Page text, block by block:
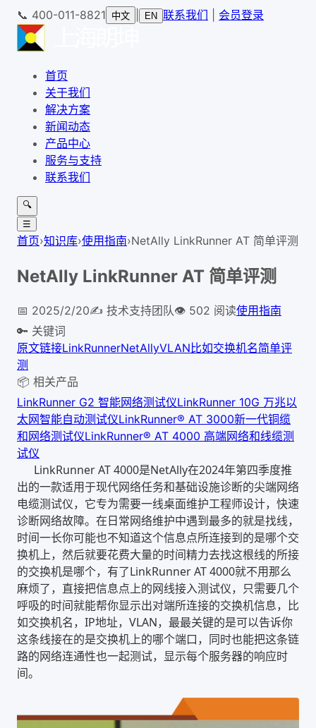
📞 400-011-8821 中文 EN 联系我们 会员登录
首页
关于我们
解决方案
新闻动态
产品中心
服务与支持
联系我们
🔍
☰
首页›知识库›使用指南›NetAlly LinkRunner AT 简单评测
NetAlly LinkRunner AT 简单评测
📅 2025/2/20✍️ 技术支持团队👁 502 阅读使用指南
🔑 关键词
原文链接LinkRunnerNetAllyVLAN比如交换机名简单评
测
📦 相关产品
LinkRunner G2 智能网络测试仪LinkRunner 10G 万兆以
太网智能自动测试仪LinkRunner® AT 3000新一代铜缆
和网络测试仪LinkRunner® AT 4000 高端网络和线缆测
试仪
LinkRunner AT 4000是NetAlly在2024年第四季度推
出的一款适用于现代网络任务和基础设施诊断的尖端网络
电缆测试仪，它专为需要一线桌面维护工程师设计，快速
诊断网络故障。在日常网络维护中遇到最多的就是找线，
时间一长你可能也不知道这个信息点所连接到的是哪个交
换机上，然后就要花费大量的时间精力去找这根线的所接
的交换机是哪个，有了LinkRunner AT 4000就不用那么
麻烦了，直接把信息点上的网线接入测试仪，只需要几个
呼吸的时间就能帮你显示出对端所连接的交换机信息，比
如交换机名，IP地址，VLAN，最最关键的是可以告诉你
这条线接在的是交换机上的哪个端口，同时也能把这条链
路的网络连通性也一起测试，显示每个服务器的响应时
间。